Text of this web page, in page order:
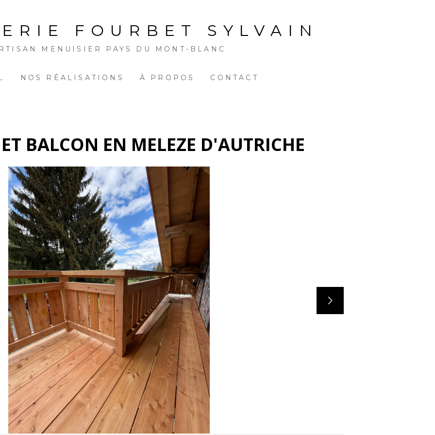
FOURBET SYLVAIN
MENUISIER PAYS DU MONT-BLANC
NOS RÉALISATIONS À PROPOS CONTACT
ET BALCON EN MELEZE D'AUTRICHE